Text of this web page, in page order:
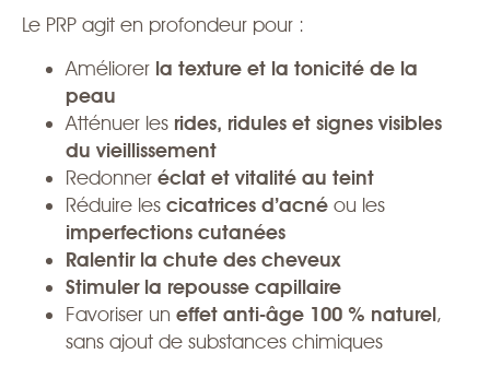
Le PRP agit en profondeur pour :
Améliorer la texture et la tonicité de la
peau
Atténuer les rides, ridules et signes visibles
du vieillissement
Redonner éclat et vitalité au teint
Réduire les cicatrices d’acné ou les
imperfections cutanées
Ralentir la chute des cheveux
Stimuler la repousse capillaire
Favoriser un effet anti-âge 100 % naturel,
sans ajout de substances chimiques